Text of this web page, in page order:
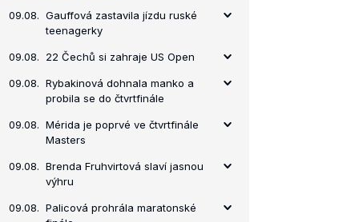
09.08. Gauffová zastavila jízdu ruské
teenagerky
09.08. 22 Čechů si zahraje US Open
09.08. Rybakinová dohnala manko a
probila se do čtvrtfinále
09.08. Mérida je poprvé ve čtvrtfinále
Masters
09.08. Brenda Fruhvirtová slaví jasnou
výhru
09.08. Palicová prohrála maratonské